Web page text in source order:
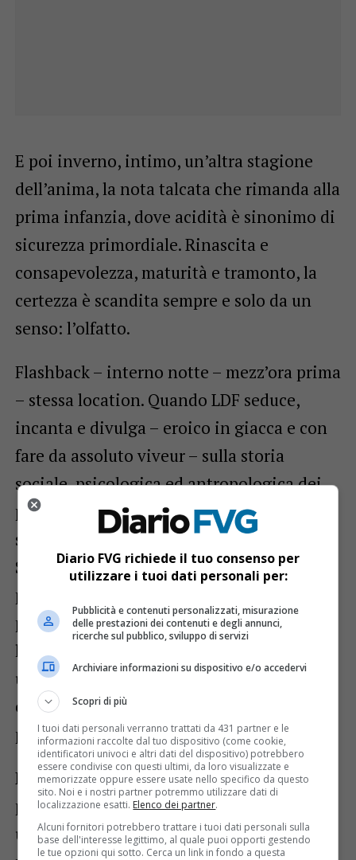
E poi inverno, intimo, un’altra stagione
dell’anima, la nota talcata che rimanda alla
prima infanzia, dove acidità è sinonimo di
sicurezza primordiale. Rinascita e
consapevolezza, maturità e tramonto, la
certezza è scandita sempre e solo da un
senso: l’olfatto.
Flashback – interno notte – mezz’ora prima
– stessa location. Quando LDF seduce,
incanta e divulga – eroico in giacca e con
fare da assoluto viveur – sulla storia
sociale, psicologica ed antropologica dei
profumi, mai stucchevole o scolastico,
sempre magnetico ed accattivante.
Spiegherà, nell’intro, l’analogia teorica
prima e pratica poi, tra il mondo della
profumeria e quello della musica. Laddove
la miscela è una composizione, la bilancia
una sorta di spartito, le boccette con le
essenze note e il m.o profumiere un vero e
proprio demiurgo.
E, proprio come la musica, che la
profumeria è un’arte invisibile, e parte da
un teorema inscalfibile e primordiale: la
Diario FVG richiede il tuo consenso per
utilizzare i tuoi dati personali per:
Pubblicità e contenuti personalizzati, misurazione
delle prestazioni dei contenuti e degli annunci,
ricerche sul pubblico, sviluppo di servizi
Archiviare informazioni su dispositivo e/o accedervi
Scopri di più
I tuoi dati personali verranno trattati da 431 partner e le
informazioni raccolte dal tuo dispositivo (come cookie,
identificatori univoci e altri dati del dispositivo) potrebbero
essere condivise con questi ultimi, da loro visualizzate e
memorizzate oppure essere usate nello specifico da questo
sito. Noi e i nostri partner potremmo utilizzare dati di
localizzazione esatti. Elenco dei partner.
Alcuni fornitori potrebbero trattare i tuoi dati personali sulla
base dell'interesse legittimo, al quale puoi opporti gestendo
le tue opzioni qui sotto. Cerca un link in fondo a questa